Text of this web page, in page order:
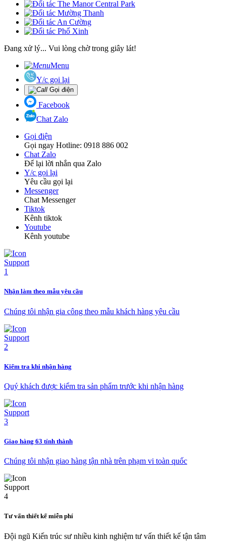
Đang xử lý... Vui lòng chờ trong giây lát!
Menu
Y/c gọi lại
Gọi điện
Facebook
Chat Zalo
Gọi điện
Gọi ngay Hotline: 0918 886 002
Chat Zalo
Để lại lời nhắn qua Zalo
Y/c gọi lại
Yêu cầu gọi lại
Messenger
Chat Messenger
Tiktok
Kênh tiktok
Youtube
Kênh youtube
Nhận làm theo mẫu yêu cầu
Chúng tôi nhận gia công theo mẫu khách hàng yêu cầu
Kiểm tra khi nhận hàng
Quý khách được kiểm tra sản phẩm trước khi nhận hàng
Giao hàng 63 tỉnh thành
Chúng tôi nhận giao hàng tận nhà trên phạm vi toàn quốc
Tư vấn thiết kế miễn phí
Đội ngũ Kiến trúc sư nhiều kinh nghiệm tư vấn thiết kế tận tâm